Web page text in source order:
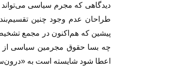
دیدگاهى که مجرم سیاسى مى‌تواند
طراحان عدم وجود چنین
پیشین که هم‌اکنون در مجمع
چه بسا حقوق مجرمین سیاسى از
اعطا شود شایسته است به